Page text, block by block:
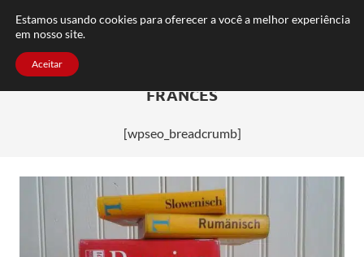
FAQ TRABALHE CONOSCO CONTATO
FRANCÊS
[wpseo_breadcrumb]
Estamos usando cookies para oferecer a você a melhor experiência
em nosso site.
Aceitar